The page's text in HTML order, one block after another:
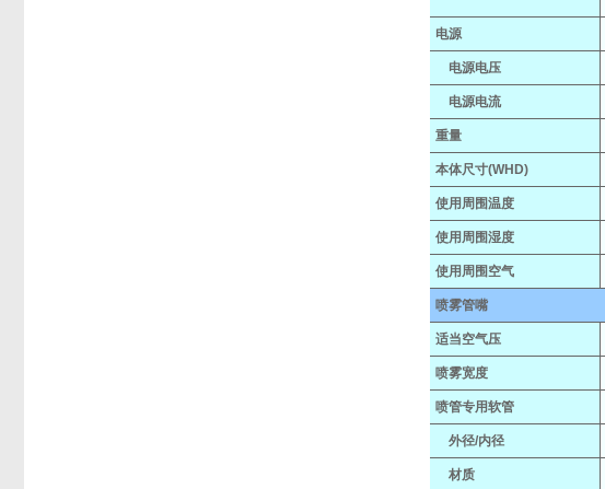
电源
电源电压
电源电流
重量
本体尺寸(WHD)
使用周围温度
使用周围湿度
使用周围空气
喷雾管嘴
适当空气压
喷雾宽度
喷管专用软管
外径/内径
材质